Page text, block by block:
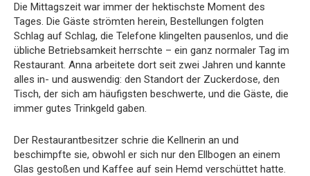
Die Mittagszeit war immer der hektischste Moment des
Tages. Die Gäste strömten herein, Bestellungen folgten
Schlag auf Schlag, die Telefone klingelten pausenlos, und die
übliche Betriebsamkeit herrschte – ein ganz normaler Tag im
Restaurant. Anna arbeitete dort seit zwei Jahren und kannte
alles in- und auswendig: den Standort der Zuckerdose, den
Tisch, der sich am häufigsten beschwerte, und die Gäste, die
immer gutes Trinkgeld gaben.
Der Restaurantbesitzer schrie die Kellnerin an und
beschimpfte sie, obwohl er sich nur den Ellbogen an einem
Glas gestoßen und Kaffee auf sein Hemd verschüttet hatte.